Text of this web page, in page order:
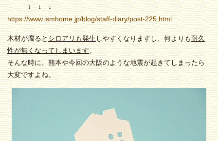
↓ ↓ ↓
https://www.ismhome.jp/blog/staff-diary/post-225.html
木材が腐るとシロアリも発生しやすくなりますし、何よりも耐久
性が無くなってしまいます。
そんな時に、熊本や今回の大阪のような地震が起きてしまったら
大変ですよね。